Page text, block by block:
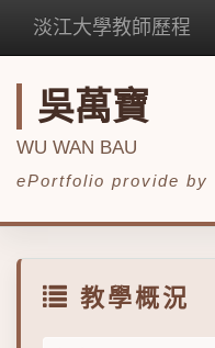
淡江大學教師歷程
吳萬寶
WU WAN BAU
ePortfolio provide by
教學概況